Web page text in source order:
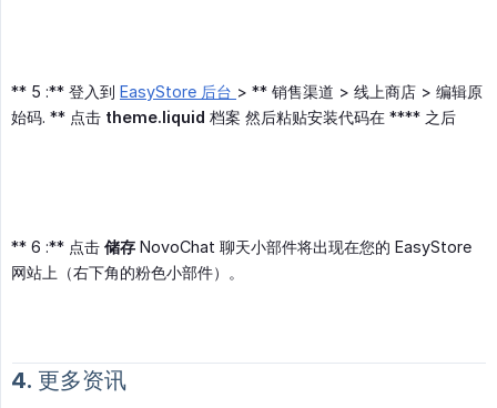
** 5 :** 登入到 EasyStore 后台 > ** 销售渠道 > 线上商店 > 编辑原
始码. ** 点击 theme.liquid 档案 然后粘贴安装代码在 **** 之后
** 6 :** 点击 储存 NovoChat 聊天小部件将出现在您的 EasyStore
网站上（右下角的粉色小部件）。
4. 更多资讯